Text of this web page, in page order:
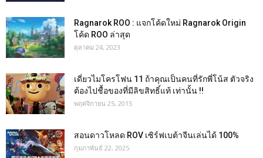
Ragnarok ROO : แจกโค้ดใหม่ Ragnarok Origin
โค้ด ROO ล่าสุด
ตุลาคม 24, 2023
เดี่ยวไมโครโฟน 11 ถ้าคุณเป็นคนที่รักพี่โน้ส ตัวจริง
ต้องไปชื้อของที่มีลิขสิทธิ์แท้ เท่านั้น !!
พฤศจิกายน 25, 2015
สอนดาวโหลด ROV เซิร์ฟเบต้าจีนเล่นได้ 100%
กุมภาพันธ์ 22, 2025